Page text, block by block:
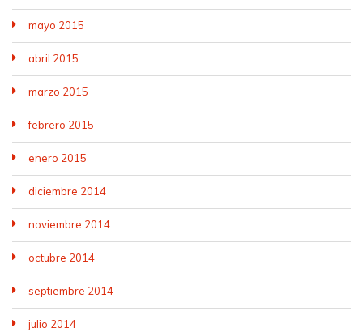
mayo 2015
abril 2015
marzo 2015
febrero 2015
enero 2015
diciembre 2014
noviembre 2014
octubre 2014
septiembre 2014
julio 2014